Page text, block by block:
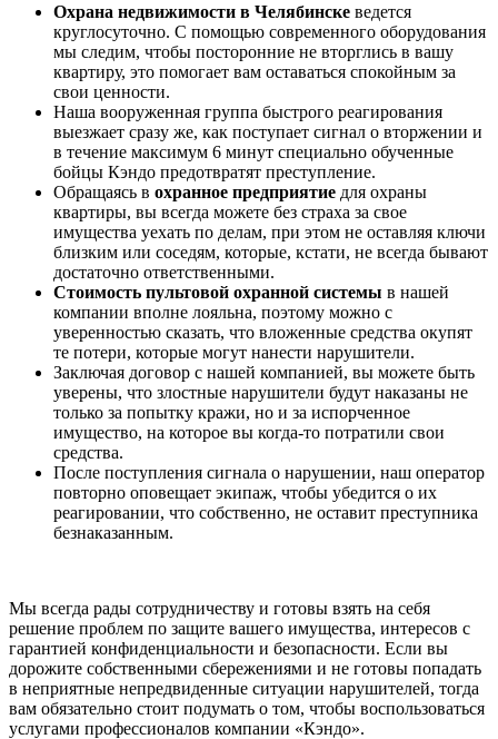
Охрана недвижимости в Челябинске ведется
круглосуточно. С помощью современного оборудования
мы следим, чтобы посторонние не вторглись в вашу
квартиру, это помогает вам оставаться спокойным за
свои ценности.
Наша вооруженная группа быстрого реагирования
выезжает сразу же, как поступает сигнал о вторжении и
в течение максимум 6 минут специально обученные
бойцы Кэндо предотвратят преступление.
Обращаясь в охранное предприятие для охраны
квартиры, вы всегда можете без страха за свое
имущества уехать по делам, при этом не оставляя ключи
близким или соседям, которые, кстати, не всегда бывают
достаточно ответственными.
Стоимость пультовой охранной системы в нашей
компании вполне лояльна, поэтому можно с
уверенностью сказать, что вложенные средства окупят
те потери, которые могут нанести нарушители.
Заключая договор с нашей компанией, вы можете быть
уверены, что злостные нарушители будут наказаны не
только за попытку кражи, но и за испорченное
имущество, на которое вы когда-то потратили свои
средства.
После поступления сигнала о нарушении, наш оператор
повторно оповещает экипаж, чтобы убедится о их
реагировании, что собственно, не оставит преступника
безнаказанным.
Мы всегда рады сотрудничеству и готовы взять на себя
решение проблем по защите вашего имущества, интересов с
гарантией конфиденциальности и безопасности. Если вы
дорожите собственными сбережениями и не готовы попадать
в неприятные непредвиденные ситуации нарушителей, тогда
вам обязательно стоит подумать о том, чтобы воспользоваться
услугами профессионалов компании «Кэндо».